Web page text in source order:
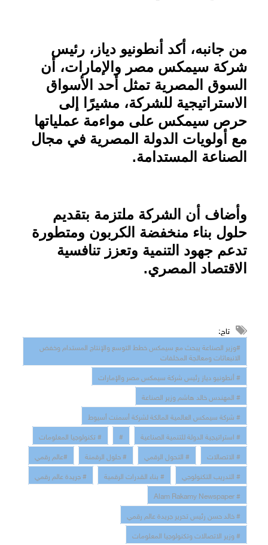
من جانبه، أكد أنطونيو دياز، رئيس
شركة سيمكس مصر والإمارات، أن
السوق المصرية تمثل أحد الأسواق
الاستراتيجية للشركة، مشيرًا إلى
حرص سيمكس على مواءمة عملياتها
مع أولويات الدولة المصرية في مجال
الصناعة المستدامة.
وأضاف أن الشركة ملتزمة بتقديم
حلول بناء منخفضة الكربون ومتطورة
تدعم جهود التنمية وتعزز تنافسية
الاقتصاد المصري.
تاج:
#وزير الصناعة يبحث مع سيمكس خطط التوسع والإنتاج المستدام وخفض
الانبعاثات ومعالجة المخلفات
# أنطونيو دياز رئيس شركة سيمكس مصر والإمارات
# المهندس خالد هاشم وزير الصناعة
# شركة سيمكس العالمية المالكة لشركة أسمنت أسيوط
# استراتيجية الدولة للتنمية الصناعية
#
# تكنولوجيا المعلومات
# الاتصالات
# التحول الرقمي # حلول الرقمنة
#عالم رقمي
# التدريب التكنولوجي
# بناء القدرات الرقمية
# جريدة عالم رقمي
# Alam Rakamy Newspaper
# خالد حسن رئيس تحرير جريدة عالم رقمي
# وزير الاتصالات وتكنولوجيا المعلومات